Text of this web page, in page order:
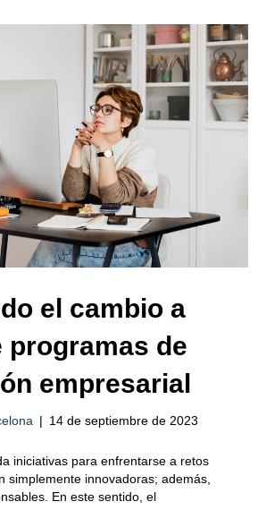
el cambio a
programas de
empresarial
| 14 de septiembre de 2023
iniciativas para enfrentarse a retos
simplemente innovadoras; además,
En este sentido, el